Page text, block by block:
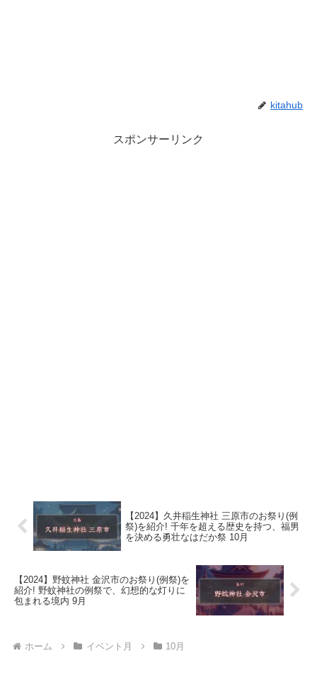
kitahub
スポンサーリンク
【2024】久井稲生神社 三原市のお祭り(例
祭)を紹介! 千年を超える歴史を持つ、福男
を決める勇壮なはだか祭 10月
【2024】野蚊神社 金沢市のお祭り(例祭)を
紹介! 野蚊神社の例祭で、幻想的な灯りに
包まれる境内 9月
ホーム イベント月 10月